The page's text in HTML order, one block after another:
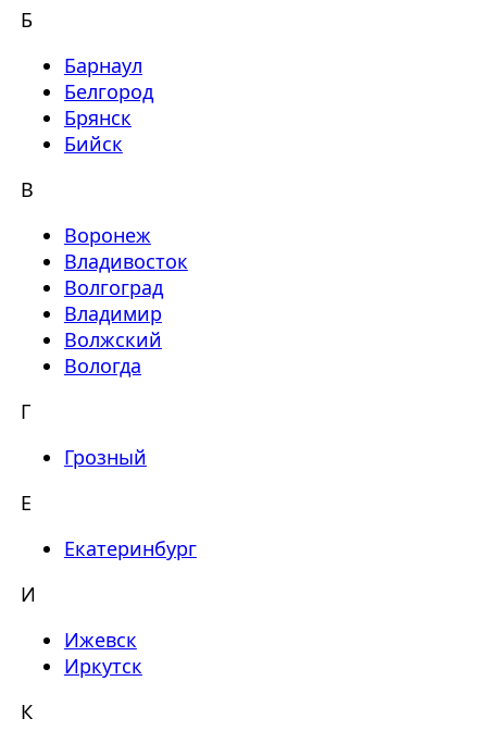
Б
Барнаул
Белгород
Брянск
Бийск
В
Воронеж
Владивосток
Волгоград
Владимир
Волжский
Вологда
Г
Грозный
Е
Екатеринбург
И
Ижевск
Иркутск
К